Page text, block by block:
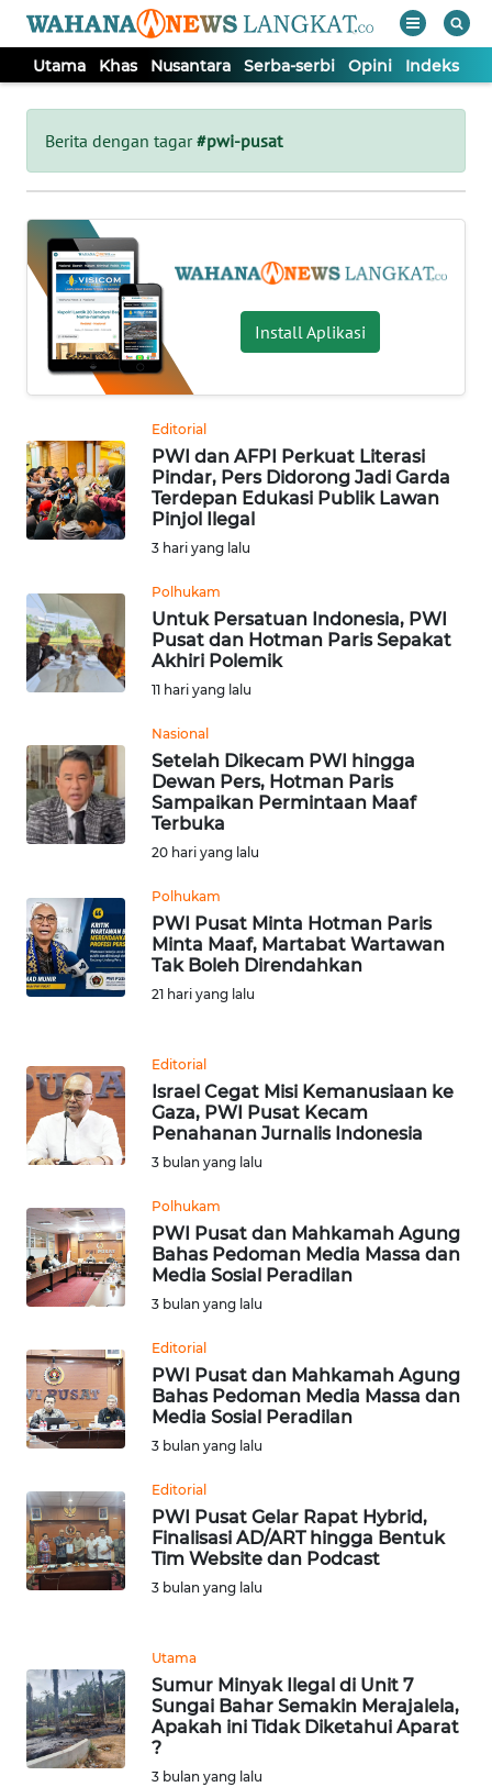
Utama Khas Nusantara Serba-serbi Opini Indeks
Berita dengan tagar#pwi-pusat
Install Aplikasi
Editorial
PWI dan AFPI Perkuat Literasi
Pindar, Pers Didorong Jadi Garda
Terdepan Edukasi Publik Lawan
Pinjol Ilegal
3 hari yang lalu
Polhukam
Untuk Persatuan Indonesia, PWI
Pusat dan Hotman Paris Sepakat
Akhiri Polemik
11 hari yang lalu
Nasional
Setelah Dikecam PWI hingga
Dewan Pers, Hotman Paris
Sampaikan Permintaan Maaf
Terbuka
20 hari yang lalu
Polhukam
PWI Pusat Minta Hotman Paris
Minta Maaf, Martabat Wartawan
Tak Boleh Direndahkan
21 hari yang lalu
Editorial
Israel Cegat Misi Kemanusiaan ke
Gaza, PWI Pusat Kecam
Penahanan Jurnalis Indonesia
3 bulan yang lalu
Polhukam
PWI Pusat dan Mahkamah Agung
Bahas Pedoman Media Massa dan
Media Sosial Peradilan
3 bulan yang lalu
Editorial
PWI Pusat dan Mahkamah Agung
Bahas Pedoman Media Massa dan
Media Sosial Peradilan
3 bulan yang lalu
Editorial
PWI Pusat Gelar Rapat Hybrid,
Finalisasi AD/ART hingga Bentuk
Tim Website dan Podcast
3 bulan yang lalu
Utama
Sumur Minyak Ilegal di Unit 7
Sungai Bahar Semakin Merajalela,
Apakah ini Tidak Diketahui Aparat
?
3 bulan yang lalu
Tutup
UTAMA
KHAS
NUSANTARA
SERBA-
SERBI
OPINI
Informasi
BERITA
KONTAK
KAMI
IKLAN
TENTANG
KAMI
PEDOMAN
MEDIA
SIBER
REDAKSI
DISCLAIMER
Regional
WN
SUMUT
WN
JAKARTA
WN
WN
BANTEN
WN
WN
KEPRI
WN